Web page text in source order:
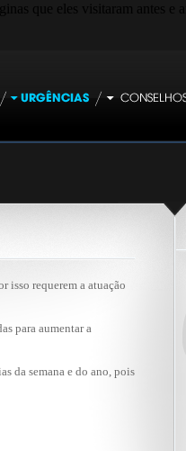
que eles visitaram antes e
isso requerem a atuação
para aumentar a
da semana e do ano, pois